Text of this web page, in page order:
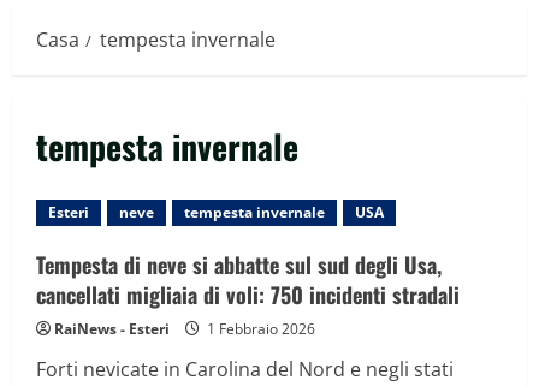
Casa tempesta invernale
tempesta invernale
Esteri neve tempesta invernale USA
Tempesta di neve si abbatte sul sud degli Usa,
cancellati migliaia di voli: 750 incidenti stradali
RaiNews - Esteri 1 Febbraio 2026
Forti nevicate in Carolina del Nord e negli stati